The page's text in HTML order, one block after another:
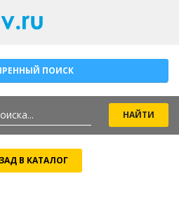
ПОИСК
В КАТАЛОГ